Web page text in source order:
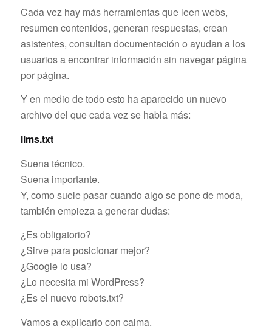
Cada vez hay más herramientas que leen webs,
resumen contenidos, generan respuestas, crean
asistentes, consultan documentación o ayudan a los
usuarios a encontrar información sin navegar página
por página.
Y en medio de todo esto ha aparecido un nuevo
archivo del que cada vez se habla más:
llms.txt
Suena técnico.
Suena importante.
Y, como suele pasar cuando algo se pone de moda,
también empieza a generar dudas:
¿Es obligatorio?
¿Sirve para posicionar mejor?
¿Google lo usa?
¿Lo necesita mi WordPress?
¿Es el nuevo robots.txt?
Vamos a explicarlo con calma.